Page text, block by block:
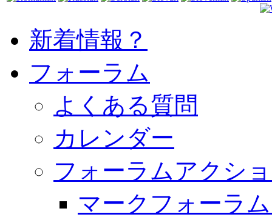
新着情報？
フォーラム
よくある質問
カレンダー
フォーラムアクシ
マークフォーラ